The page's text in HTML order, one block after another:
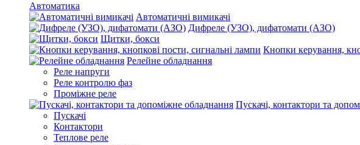
Автоматика
Автоматичні вимикачі
Дифреле (УЗО), дифатомати (АЗО)
Щитки, бокси
Кнопки керування,
Релейне обладнання
Реле напруги
Реле контролю фаз
Проміжне реле
Пускачі, контактори та
Пускачі
Контактори
Теплове реле